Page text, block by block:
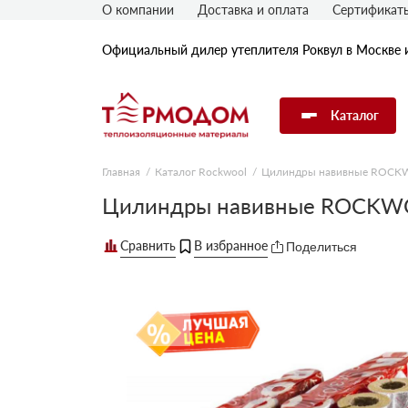
Официальный дилер утеплителя Роквул в Москве
Каталог
Утеплитель Rockwool
Утеплитель Технониколь
Утеплитель Knauf
О компании Доставка и оплата
Главная Каталог Rockwool Цилиндры навивные
Цилиндры навивные
Поделиться